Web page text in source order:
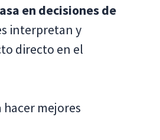
en decisiones de
interpretan y
directo en el
mejores